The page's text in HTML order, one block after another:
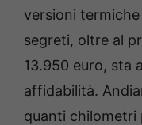
versioni
segreti, oltre al
13.950 euro, sta
affidabilità.
quanti chilometri